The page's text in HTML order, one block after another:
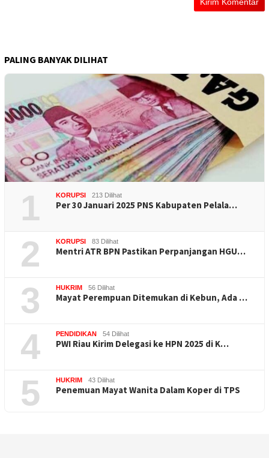
PALING BANYAK DILIHAT
1 KORUPSI 213 Dilihat
Per 30 Januari 2025 PNS Kabupaten Pelala…
2 KORUPSI 83 Dilihat
Mentri ATR BPN Pastikan Perpanjangan HGU…
3 HUKRIM 56 Dilihat
Mayat Perempuan Ditemukan di Kebun, Ada …
4 PENDIDIKAN 54 Dilihat
PWI Riau Kirim Delegasi ke HPN 2025 di K…
5 HUKRIM 43 Dilihat
Penemuan Mayat Wanita Dalam Koper di TPS